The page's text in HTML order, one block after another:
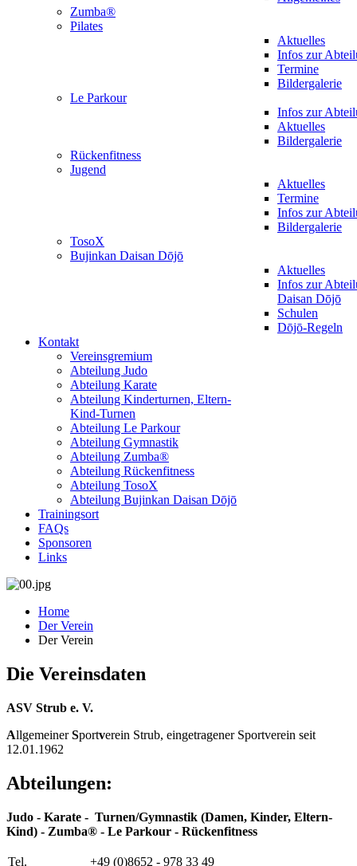
Zumba®
Pilates
Aktuelles
Infos zur
Termine
Bildergalerie
Le Parkour
Infos zur
Aktuelles
Bildergalerie
Rückenfitness
Jugend
Aktuelles
Termine
Infos zur
Bildergalerie
TosoX
Bujinkan Daisan Dōjō
Aktuelles
Infos zur
Daisan Dōjō
Schulen
Dōjō-Regeln
Kontakt
Vereinsgremium
Abteilung Judo
Abteilung Karate
Abteilung Kinderturnen, Eltern-
Kind-Turnen
Abteilung Le Parkour
Abteilung Gymnastik
Abteilung Zumba®
Abteilung Rückenfitness
Abteilung TosoX
Abteilung Bujinkan Daisan Dōjō
Trainingsort
FAQs
Sponsoren
Links
Home
Der Verein
Der Verein
Die Vereinsdaten
ASV Strub e. V.
AllgemeinerSportverein Strub, eingetragener Sportverein seit
12.01.1962
Abteilungen:
Judo - Karate - Turnen/Gymnastik (Damen, Kinder, Eltern-
Kind) - Zumba® - Le Parkour - Rückenfitness
Tel. +49 (0)8652 - 978 33 49